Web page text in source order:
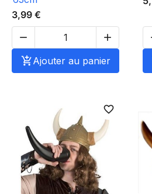
3,99 €


Ajouter au panier
favorite_border